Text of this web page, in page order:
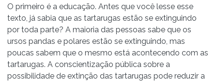
O primeiro é a educação. Antes que você lesse esse
texto, já sabia que as tartarugas estão se extinguindo
por toda parte? A maioria das pessoas sabe que os
ursos pandas e polares estão se extinguindo, mas
poucas sabem que o mesmo está acontecendo com as
tartarugas. A conscientização pública sobre a
possibilidade de extinção das tartarugas pode reduzir a